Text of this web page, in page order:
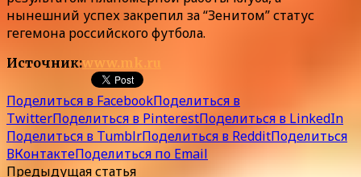
нынешний успех закрепил за “Зенитом” статус
гегемона российского футбола.
Источник:www.mk.ru
Поделиться в FacebookПоделиться в
TwitterПоделиться в PinterestПоделиться в LinkedIn
Поделиться в TumblrПоделиться в RedditПоделиться
ВКонтактеПоделиться по Email
Предыдущая статья